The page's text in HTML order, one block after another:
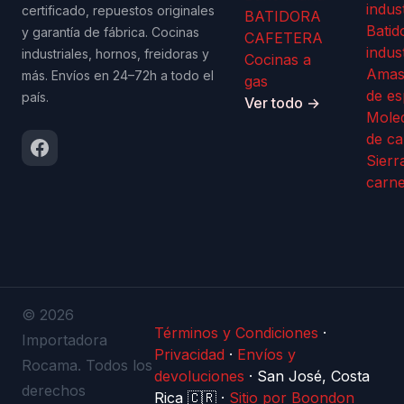
certificado, repuestos originales
y garantía de fábrica. Cocinas
industriales, hornos, freidoras y
más. Envíos en 24–72h a todo el
país.
BATIDORA
CAFETERA
Cocinas a
gas
Ver todo →
de
de
© 2026
Importadora
Rocama. Todos los
derechos
Términos y Condiciones ·
Privacidad · Envíos y
devoluciones · San José, Costa
Rica 🇨🇷 · Sitio por Boondon